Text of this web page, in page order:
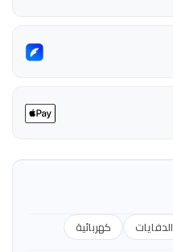
الدفايات كهربائية